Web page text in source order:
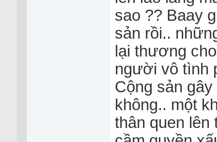
sao ?? Baay
sản rồi..
lại thương
người vô tình
Cộng sản
không.. một
thân quen lên